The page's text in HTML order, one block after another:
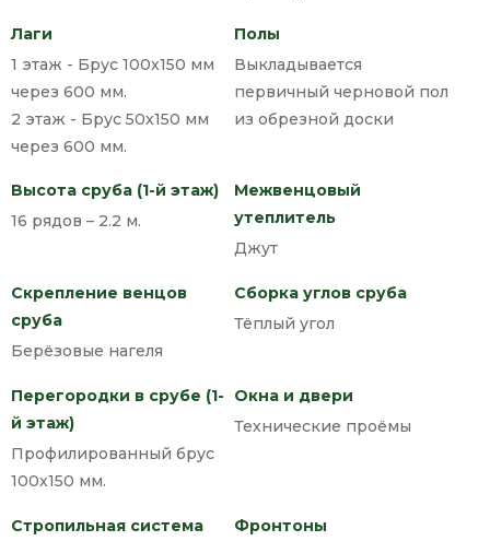
Лаги
1 этаж - Брус 100х150 мм
через 600 мм.
2 этаж - Брус 50х150 мм
через 600 мм.
Полы
Выкладывается
первичный черновой пол
из обрезной доски
Высота сруба (1-й этаж)
16 рядов – 2.2 м.
Межвенцовый
утеплитель
Джут
Скрепление венцов
сруба
Берёзовые нагеля
Сборка углов сруба
Тёплый угол
Перегородки в срубе (1-
й этаж)
Профилированный брус
100х150 мм.
Окна и двери
Технические проёмы
Стропильная система
Фронтоны